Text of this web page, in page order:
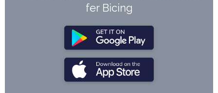
fer Bicing